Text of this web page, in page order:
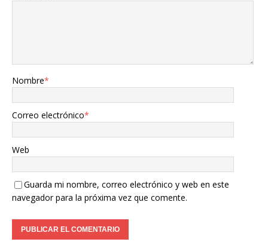
Nombre*
Correo electrónico*
Web
Guarda mi nombre, correo electrónico y web en este
navegador para la próxima vez que comente.